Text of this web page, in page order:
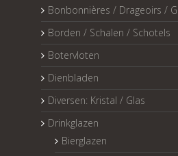
Bonbonnières / Drageoirs /
Borden / Schalen / Schotels
Botervloten
Dienbladen
Diversen: Kristal / Glas
Drinkglazen
Bierglazen